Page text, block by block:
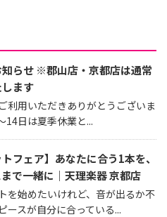
らせ ※郡山店・京都店は通常
ます
利用いただきありがとうございま
14日は夏季休業と...
トフェア】あなたに合う1本を、
で一緒に｜天理楽器 京都店
を始めたいけれど、音が出るか不
ースが自分に合っている...